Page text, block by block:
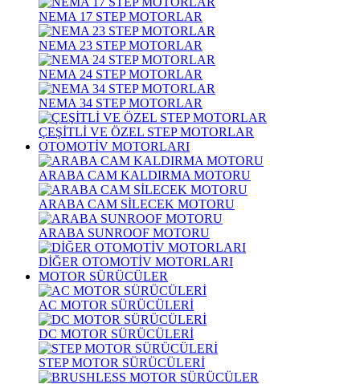
NEMA 17 STEP MOTORLAR
NEMA 23 STEP MOTORLAR
NEMA 24 STEP MOTORLAR
NEMA 34 STEP MOTORLAR
ÇEŞİTLİ VE ÖZEL STEP MOTORLAR
OTOMOTİV MOTORLARI
ARABA CAM KALDIRMA MOTORU
ARABA CAM SİLECEK MOTORU
ARABA SUNROOF MOTORU
DİĞER OTOMOTİV MOTORLARI
MOTOR SÜRÜCÜLER
AC MOTOR SÜRÜCÜLERİ
DC MOTOR SÜRÜCÜLERİ
STEP MOTOR SÜRÜCÜLERİ